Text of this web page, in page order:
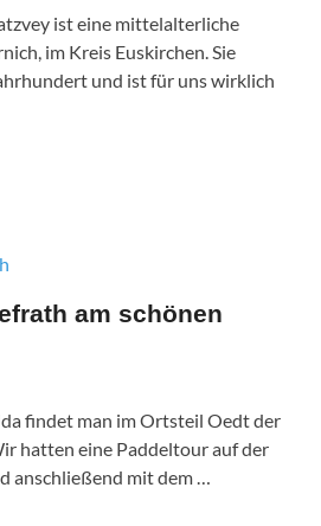
ist eine mittelalterliche
im Kreis Euskirchen. Sie
und ist für uns wirklich
am schönen
findet man im Ortsteil Oedt der
hatten eine Paddeltour auf der
anschließend mit dem …